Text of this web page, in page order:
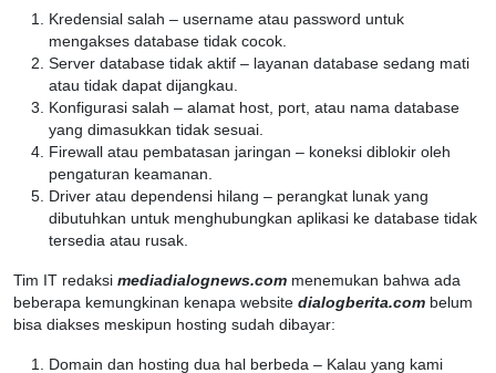
Kredensial salah – username atau password untuk
mengakses database tidak cocok.
Server database tidak aktif – layanan database sedang mati
atau tidak dapat dijangkau.
Konfigurasi salah – alamat host, port, atau nama database
yang dimasukkan tidak sesuai.
Firewall atau pembatasan jaringan – koneksi diblokir oleh
pengaturan keamanan.
Driver atau dependensi hilang – perangkat lunak yang
dibutuhkan untuk menghubungkan aplikasi ke database tidak
tersedia atau rusak.
Tim IT redaksi mediadialognews.com menemukan bahwa ada
beberapa kemungkinan kenapa website dialogberita.com belum
bisa diakses meskipun hosting sudah dibayar:
Domain dan hosting dua hal berbeda – Kalau yang kami